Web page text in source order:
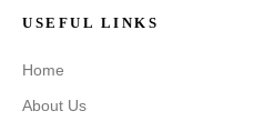
USEFUL LINKS
Home
About Us